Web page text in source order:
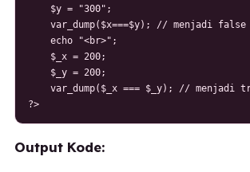
    $y = "300";
var_dump($x===$y); // menjadi
    echo "<br>";
    $_x = 200;
    $_y = 200;
var_dump($_x === $_y); // menjadi
?>
Output Kode: